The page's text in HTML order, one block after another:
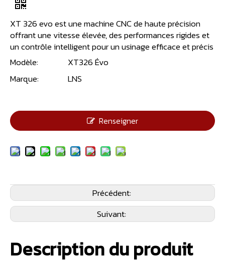
XT 326 evo est une machine CNC de haute précision
offrant une vitesse élevée, des performances rigides et
un contrôle intelligent pour un usinage efficace et précis
Modèle:
XT326 Évo
Marque:
LNS
Renseigner
Précédent:
Suivant:
Description du produit